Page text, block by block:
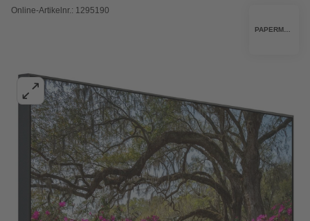
Online-Artikelnr.: 1295190